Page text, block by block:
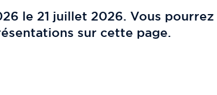
le 21 juillet 2026. Vous pourrez
sur cette page.